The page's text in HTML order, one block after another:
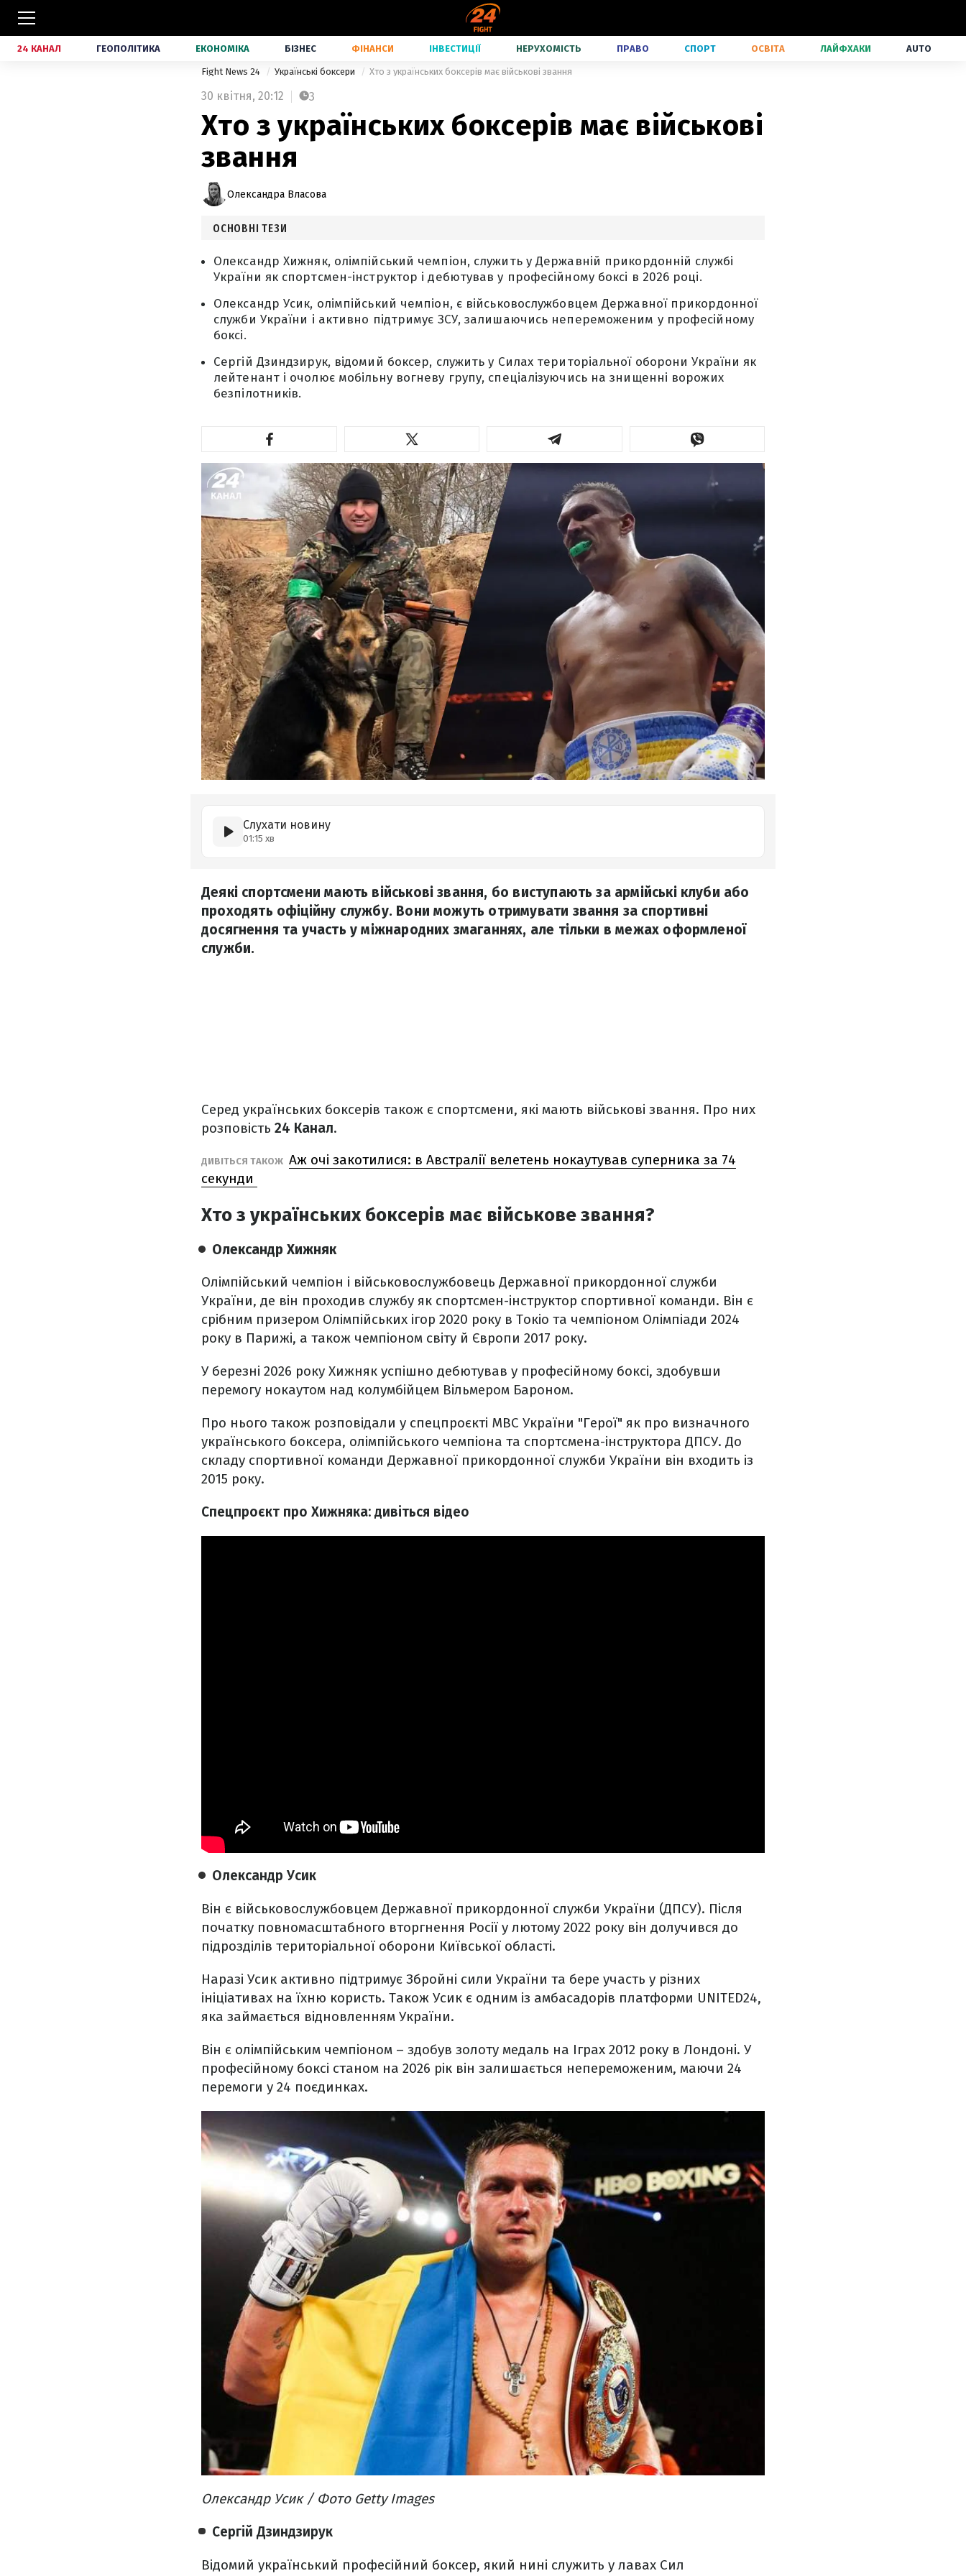
24 КАНАЛ ГЕОПОЛІТИКА ЕКОНОМІКА БІЗНЕС ФІНАНСИ ІНВЕСТИЦІЇ НЕРУХОМІСТЬ ПРАВО СПОРТ ОСВІТА ЛАЙФХАКИ AUTO
Fight News 24 Українські боксери Хто з українських боксерів має військові звання
30 квітня, 20:12 3
Хто з українських боксерів має військові
звання
Олександра Власова
ОСНОВНІ ТЕЗИ
Олександр Хижняк, олімпійський чемпіон, служить у Державній прикордонній службі
України як спортсмен-інструктор і дебютував у професійному боксі в 2026 році.
Олександр Усик, олімпійський чемпіон, є військовослужбовцем Державної прикордонної
служби України і активно підтримує ЗСУ, залишаючись непереможеним у професійному
боксі.
Сергій Дзиндзирук, відомий боксер, служить у Силах територіальної оборони України як
лейтенант і очолює мобільну вогневу групу, спеціалізуючись на знищенні ворожих
безпілотників.
Слухати новину
01:15 хв
Деякі спортсмени мають військові звання, бо виступають за армійські клуби або
проходять офіційну службу. Вони можуть отримувати звання за спортивні
досягнення та участь у міжнародних змаганнях, але тільки в межах оформленої
служби.
Серед українських боксерів також є спортсмени, які мають військові звання. Про них
розповість 24 Канал.
ДИВІТЬСЯ ТАКОЖ Аж очі закотилися: в Австралії велетень нокаутував суперника за 74
секунди
Хто з українських боксерів має військове звання?
Олександр Хижняк
Олімпійський чемпіон і військовослужбовець Державної прикордонної служби
України, де він проходив службу як спортсмен-інструктор спортивної команди. Він є
срібним призером Олімпійських ігор 2020 року в Токіо та чемпіоном Олімпіади 2024
року в Парижі, а також чемпіоном світу й Європи 2017 року.
У березні 2026 року Хижняк успішно дебютував у професійному боксі, здобувши
перемогу нокаутом над колумбійцем Вільмером Бароном.
Про нього також розповідали у спецпроєкті МВС України "Герої" як про визначного
українського боксера, олімпійського чемпіона та спортсмена-інструктора ДПСУ. До
складу спортивної команди Державної прикордонної служби України він входить із
2015 року.
Спецпроєкт про Хижняка: дивіться відео
Олександр Усик
Він є військовослужбовцем Державної прикордонної служби України (ДПСУ). Після
початку повномасштабного вторгнення Росії у лютому 2022 року він долучився до
підрозділів територіальної оборони Київської області.
Наразі Усик активно підтримує Збройні сили України та бере участь у різних
ініціативах на їхню користь. Також Усик є одним із амбасадорів платформи UNITED24,
яка займається відновленням України.
Він є олімпійським чемпіоном – здобув золоту медаль на Іграх 2012 року в Лондоні. У
професійному боксі станом на 2026 рік він залишається непереможеним, маючи 24
перемоги у 24 поєдинках.
Олександр Усик / Фото Getty Images
Сергій Дзиндзирук
Відомий український професійний боксер, який нині служить у лавах Сил